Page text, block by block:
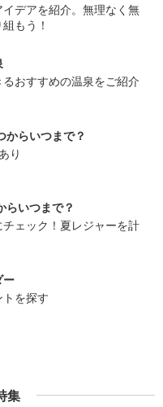
デアを紹介。無理なく無
もう！
おすすめの温泉をご紹介
からいつまで？
り
らいつまで？
ェック！夏レジャーを計
ー
を探す
集